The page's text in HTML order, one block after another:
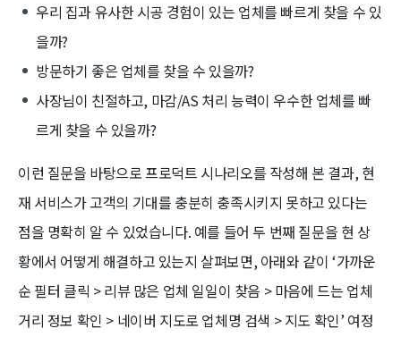
우리 집과 유사한 시공 경험이 있는 업체를 빠르게 찾을 수 있
을까?
방문하기 좋은 업체를 찾을 수 있을까?
사장님이 친절하고, 마감/AS 처리 능력이 우수한 업체를 빠
르게 찾을 수 있을까?
이런 질문을 바탕으로 프로덕트 시나리오를 작성해 본 결과, 현
재 서비스가 고객의 기대를 충분히 충족시키지 못하고 있다는
점을 명확히 알 수 있었습니다. 예를 들어 두 번째 질문을 현 상
황에서 어떻게 해결하고 있는지 살펴보면, 아래와 같이 ‘가까운
순 필터 클릭 > 리뷰 많은 업체 일일이 찾음 > 마음에 드는 업체
거리 정보 확인 > 네이버 지도로 업체명 검색 > 지도 확인’ 여정